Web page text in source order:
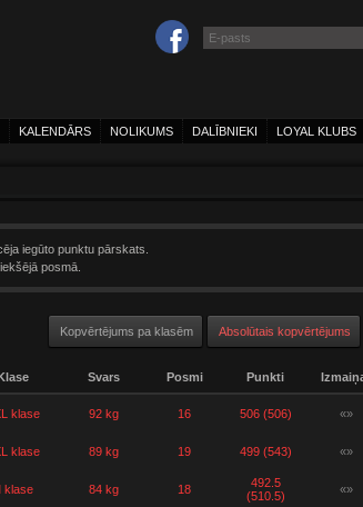
KALENDĀRS NOLIKUMS DALĪBNIEKI LOYAL KLUBS
iegūto punktu pārskats.
posmā.
Kopvērtējums pa klasēm Absolūtais kopvērtējums
Klase Svars Posmi Punkti
klase 92 kg 16 506 (506) «»
klase 89 kg 19 499 (543) «»
klase 84 kg 18
492.5
(510.5)
«»